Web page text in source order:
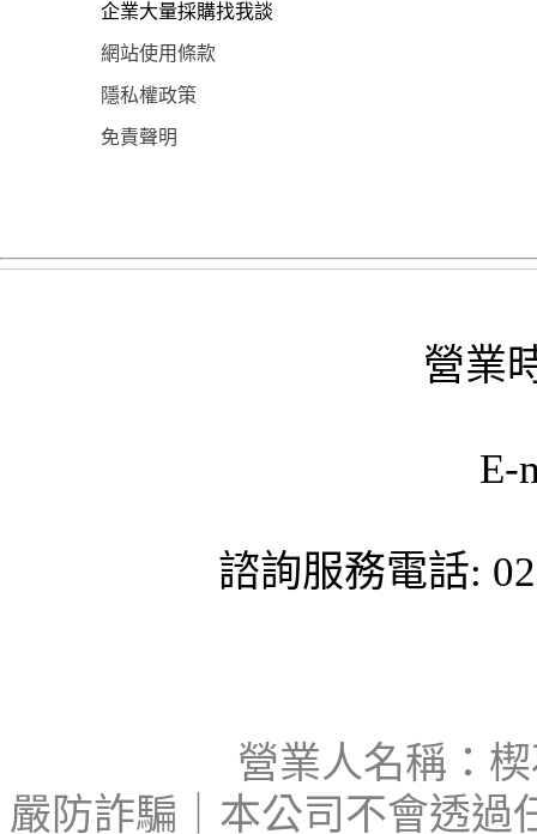
企業大量採購找我談
網站使用條款
隱私權政策
免責聲明
營業
E-
諮詢服務電話:
營業人名稱：
嚴防詐騙｜本公司不會透過